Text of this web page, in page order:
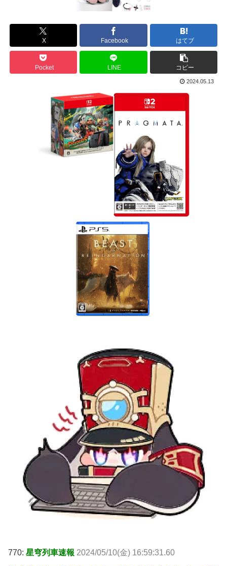
X Facebook はてブ
Pocket LINE コピー
2024.05.13
770: 星穹列車速報 2024/05/10(金) 16:59:31.60